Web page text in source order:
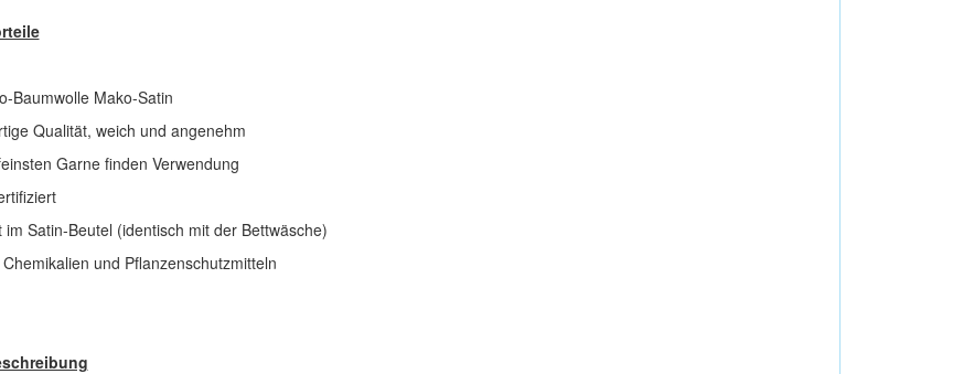
Baumwolle Mako-Satin
Qualität, weich und angenehm
Garne finden Verwendung
Satin-Beutel (identisch mit der Bettwäsche)
und Pflanzenschutzmitteln